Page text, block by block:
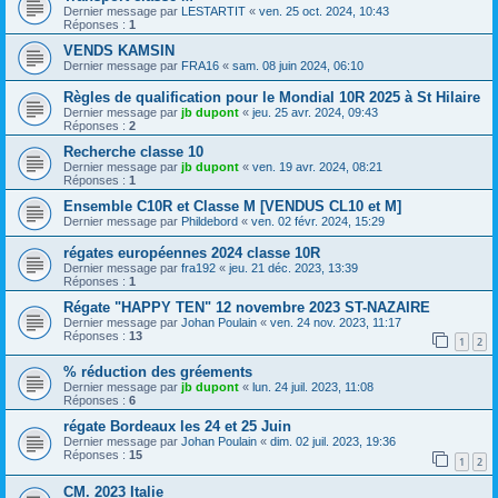
Dernier message par LESTARTIT « ven. 25 oct. 2024, 10:43
Réponses : 1
VENDS KAMSIN
Dernier message par FRA16 « sam. 08 juin 2024, 06:10
Règles de qualification pour le Mondial 10R 2025 à St Hilaire
Dernier message par jb dupont « jeu. 25 avr. 2024, 09:43
Réponses : 2
Recherche classe 10
Dernier message par jb dupont « ven. 19 avr. 2024, 08:21
Réponses : 1
Ensemble C10R et Classe M [VENDUS CL10 et M]
Dernier message par Phildebord « ven. 02 févr. 2024, 15:29
régates européennes 2024 classe 10R
Dernier message par fra192 « jeu. 21 déc. 2023, 13:39
Réponses : 1
Régate "HAPPY TEN" 12 novembre 2023 ST-NAZAIRE
Dernier message par Johan Poulain « ven. 24 nov. 2023, 11:17
Réponses : 13 1 2
% réduction des gréements
Dernier message par jb dupont « lun. 24 juil. 2023, 11:08
Réponses : 6
régate Bordeaux les 24 et 25 Juin
Dernier message par Johan Poulain « dim. 02 juil. 2023, 19:36
Réponses : 15 1 2
CM. 2023 Italie